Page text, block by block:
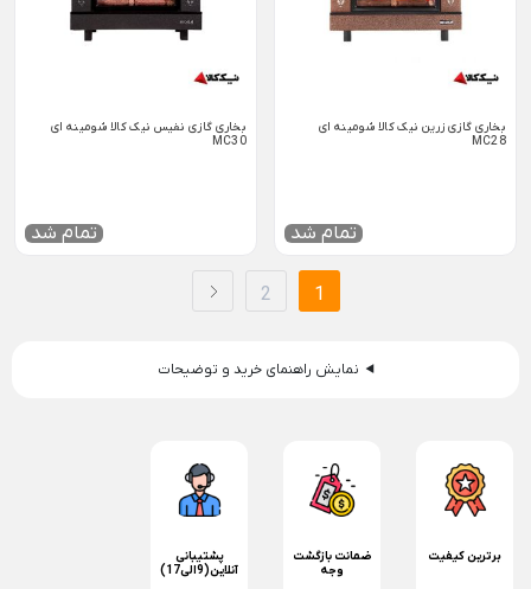
بخاری گازی زرین نیک کالا شومینه ای
MC28
تمام شد
بخاری گازی نفیس نیک کالا شومینه ای
MC30
تمام شد
1
2
نمایش راهنمای خرید و توضیحات
برترین کیفیت
ضمانت بازگشت
وجه
پشتیبانی
آنلاین(9الی17)